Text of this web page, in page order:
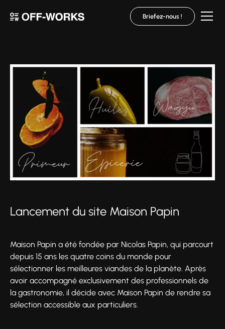
Briefez-nous !
Lancement du site Maison Papin
Maison Papin a été fondée par Nicolas Papin, qui parcourt
depuis 15 ans les quatre coins du monde pour
sélectionner les meilleures viandes de la planète. Après
avoir accompagné exclusivement des professionnels de
la gastronomie, il décide avec Maison Papin de rendre sa
sélection accessible aux particuliers.